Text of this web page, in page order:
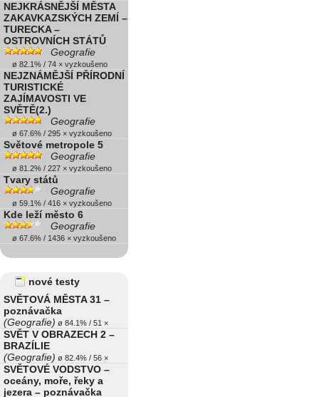
NEJKRÁSNĚJŠÍ MĚSTA
ZAKAVKAZSKÝCH ZEMÍ –
TURECKA –
OSTROVNÍCH STÁTŮ
Geografie
ø 82.1% / 74 × vyzkoušeno
NEJZNÁMĚJŠÍ PŘÍRODNÍ
TURISTICKÉ
ZAJÍMAVOSTI VE
SVĚTĚ(2.)
Geografie
ø 67.6% / 295 × vyzkoušeno
Světové metropole 5
Geografie
ø 81.2% / 227 × vyzkoušeno
Tvary států
Geografie
ø 59.1% / 416 × vyzkoušeno
Kde leží město 6
Geografie
ø 67.6% / 1436 × vyzkoušeno
nové testy
SVĚTOVÁ MĚSTA 31 –
poznávačka
(Geografie) ø 84.1% / 51 ×
SVĚT V OBRAZECH 2 –
BRAZÍLIE
(Geografie) ø 82.4% / 56 ×
SVĚTOVÉ VODSTVO –
oceány, moře, řeky a
jezera – poznávačka